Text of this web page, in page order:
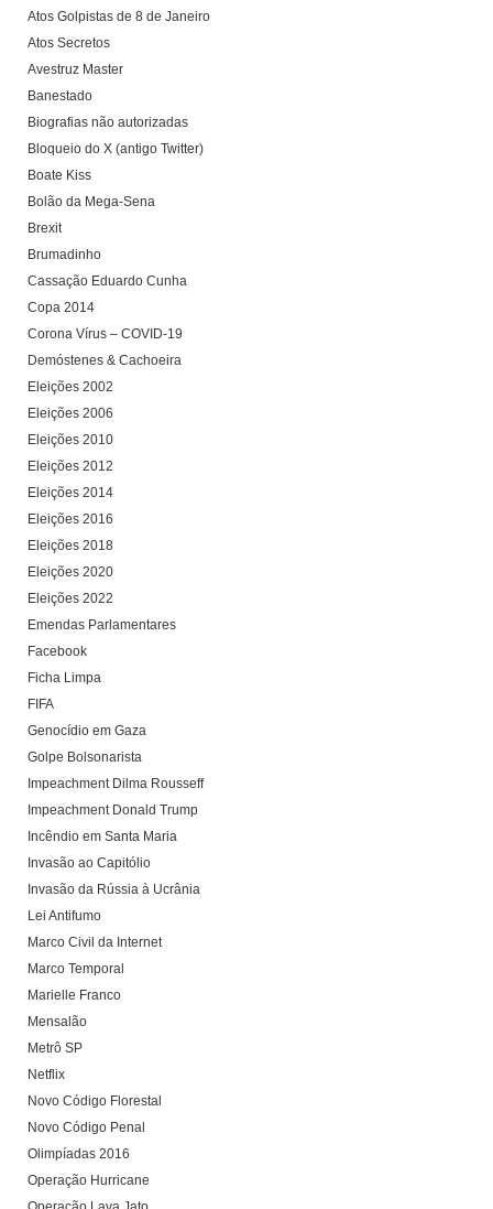
Atos Golpistas de 8 de Janeiro
Atos Secretos
Avestruz Master
Banestado
Biografias não autorizadas
Bloqueio do X (antigo Twitter)
Boate Kiss
Bolão da Mega-Sena
Brexit
Brumadinho
Cassação Eduardo Cunha
Copa 2014
Corona Vírus – COVID-19
Demóstenes & Cachoeira
Eleições 2002
Eleições 2006
Eleições 2010
Eleições 2012
Eleições 2014
Eleições 2016
Eleições 2018
Eleições 2020
Eleições 2022
Emendas Parlamentares
Facebook
Ficha Limpa
FIFA
Genocídio em Gaza
Golpe Bolsonarista
Impeachment Dilma Rousseff
Impeachment Donald Trump
Incêndio em Santa Maria
Invasão ao Capitólio
Invasão da Rússia à Ucrânia
Lei Antifumo
Marco Civil da Internet
Marco Temporal
Marielle Franco
Mensalão
Metrô SP
Netflix
Novo Código Florestal
Novo Código Penal
Olimpíadas 2016
Operação Hurricane